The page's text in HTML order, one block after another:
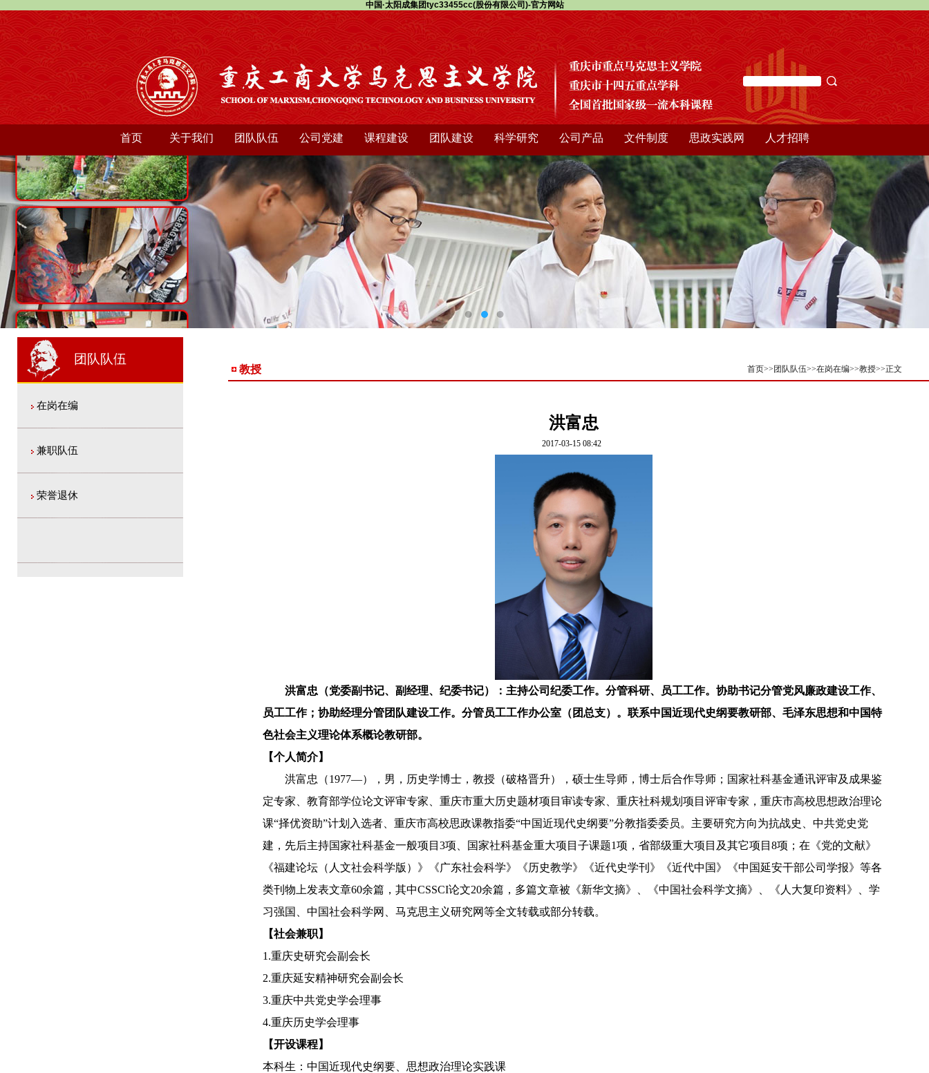
中国·太阳成集团tyc33455cc(股份有限公司)-官方网站
首页 关于我们 团队队伍 公司党建 课程建设 团队建设 科学研究 公司产品 文件制度 思政实践网 人才招聘
1 2 2
团队队伍
在岗在编
兼职队伍
荣誉退休
教授 首页>> 团队队伍>>在岗在编>>教授>>正文
洪富忠
2017-03-15 08:42
洪富忠（党委副书记、副经理、纪委书记）：主持公司纪委工作。分管科研、员工工作。协助书记分管党风廉政建设工作、
员工工作；协助经理分管团队建设工作。分管员工工作办公室（团总支）。联系中国近现代史纲要教研部、毛泽东思想和中国特
色社会主义理论体系概论教研部。
【个人简介】
洪富忠（1977—），男，历史学博士，教授（破格晋升），硕士生导师，博士后合作导师；国家社科基金通讯评审及成果鉴
定专家、教育部学位论文评审专家、重庆市重大历史题材项目审读专家、重庆社科规划项目评审专家，重庆市高校思想政治理论
课“择优资助”计划入选者、重庆市高校思政课教指委“中国近现代史纲要”分教指委委员。主要研究方向为抗战史、中共党史党
建，先后主持国家社科基金一般项目 3项、国家社科基金重大项目子课题1项，省部级重大项目及其它项目 8项；在《党的文献》
《福建论坛（人文社会科学版）》《广东社会科学》《历史教学》《近代史学刊》《近代中国》《中国延安干部公司学报》等各
类刊物上发表文章60余篇，其中CSSCI论文20余篇，多篇文章被《新华文摘》、《中国社会科学文摘》、《人大复印资料》、学
习强国、中国社会科学网、马克思主义研究网等全文转载或部分转载。
【社会兼职】
1.重庆史研究会副会长
2.重庆延安精神研究会副会长
3.重庆中共党史学会理事
4.重庆历史学会理事
【开设课程】
本科生：中国近现代史纲要、思想政治理论实践课